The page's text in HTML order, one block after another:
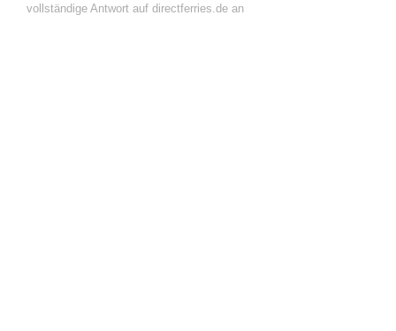
vollständige Antwort auf directferries.de an